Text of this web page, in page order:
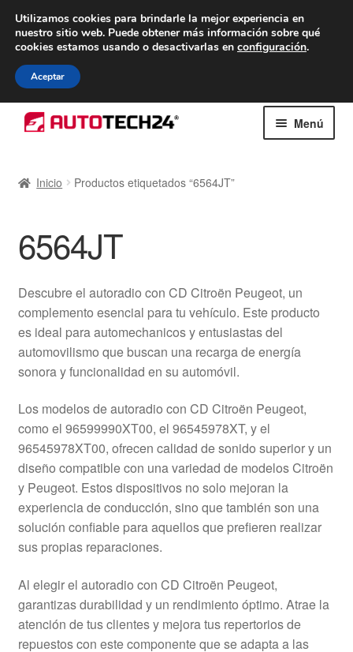
ENTREGA desde 7 EUR
De lunes a viernes de 9 a. m. a 4 p. m.
navegación
al
Menú
Carro
Contacto
Envío al mundo entero
Mi cuenta
Pagos
Política de privacidad
Procedimiento de Reclamación
Queja
Sobre nosotros
Términos y Condiciones
Inicio Productos etiquetados “6564JT”
6564JT
Descubre el autoradio con CD Citroën Peugeot, un
complemento esencial para tu vehículo. Este producto
es ideal para automechanicos y entusiastas del
automovilismo que buscan una recarga de energía
sonora y funcionalidad en su automóvil.
Los modelos de autoradio con CD Citroën Peugeot,
como el 96599990XT00, el 96545978XT, y el
96545978XT00, ofrecen calidad de sonido superior y un
diseño compatible con una variedad de modelos Citroën
y Peugeot. Estos dispositivos no solo mejoran la
experiencia de conducción, sino que también son una
solución confiable para aquellos que prefieren realizar
sus propias reparaciones.
Al elegir el autoradio con CD Citroën Peugeot,
garantizas durabilidad y un rendimiento óptimo. Atrae la
atención de tus clientes y mejora tus repertorios de
repuestos con este componente que se adapta a las
Utilizamos cookies para brindarle la mejor experiencia en
nuestro sitio web. Puede obtener más información sobre qué
cookies estamos usando o desactivarlas en configuración.
Aceptar